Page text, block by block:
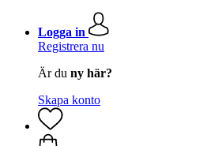
Logga in
Registrera nu
Är du ny här?
Skapa konto